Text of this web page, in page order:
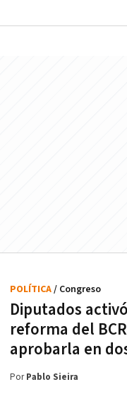
Diputados
reforma del
aprobarla en
POLÍTICA/ Congreso
PorPablo Sieira